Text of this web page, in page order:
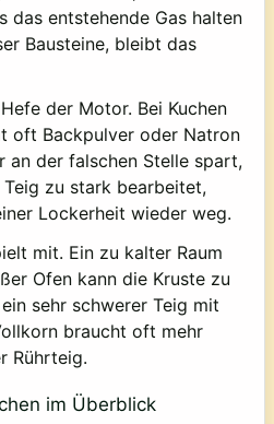
das entstehende Gas halten
Bausteine, bleibt das
der Motor. Bei Kuchen
oft Backpulver oder Natron
an der falschen Stelle spart,
zu stark bearbeitet,
Lockerheit wieder weg.
mit. Ein zu kalter Raum
Ofen kann die Kruste zu
sehr schwerer Teig mit
braucht oft mehr
Rührteig.
im Überblick